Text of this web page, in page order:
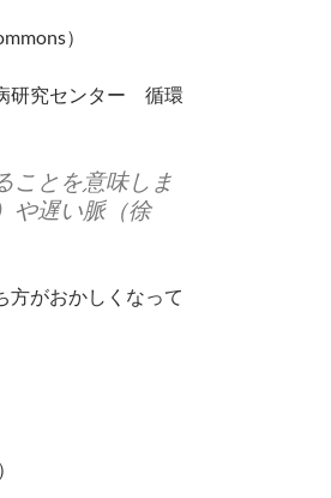
）
研究センター 循環
ことを意味しま
や遅い脈（徐
方がおかしくなって